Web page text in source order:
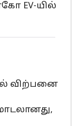
EV-யில்
விற்பனை